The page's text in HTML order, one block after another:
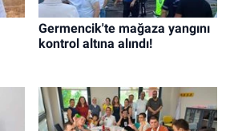
Germencik'te mağaza yangını
kontrol altına alındı!